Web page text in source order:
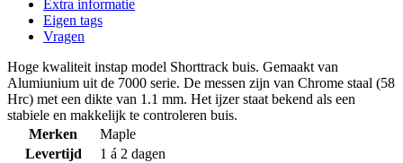
Extra informatie
Eigen tags
Vragen
Hoge kwaliteit instap model Shorttrack buis. Gemaakt van
Alumiunium uit de 7000 serie. De messen zijn van Chrome staal (58
Hrc) met een dikte van 1.1 mm. Het ijzer staat bekend als een
stabiele en makkelijk te controleren buis.
Merken
Maple
Levertijd
1 á 2 dagen